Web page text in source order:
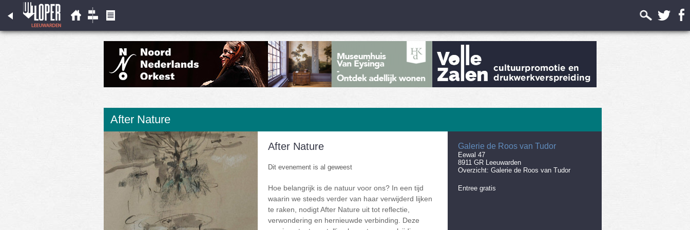
After Nature
After Nature
Dit evenement is al geweest
Hoe belangrijk is de natuur voor ons? In een tijd
waarin we steeds verder van haar verwijderd lijken
te raken, nodigt After Nature uit tot reflectie,
verwondering en hernieuwde verbinding. Deze
Galerie de Roos van Tudor
Eewal 47
8911 GR Leeuwarden
Overzicht: Galerie de Roos van Tudor
Entree gratis